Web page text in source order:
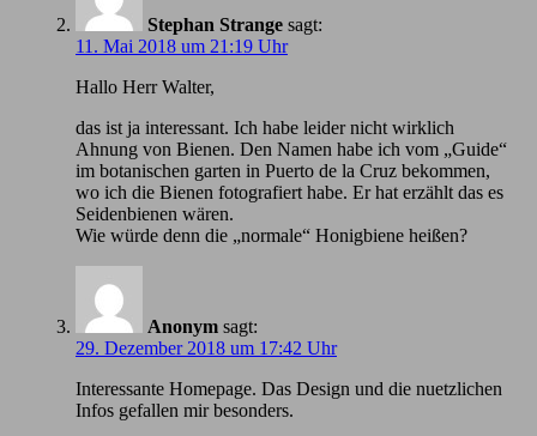
Stephan Strange sagt:
11. Mai 2018 um 21:19 Uhr
Hallo Herr Walter,
das ist ja interessant. Ich habe leider nicht wirklich
Ahnung von Bienen. Den Namen habe ich vom „Guide“
im botanischen garten in Puerto de la Cruz bekommen,
wo ich die Bienen fotografiert habe. Er hat erzählt das es
Seidenbienen wären.
Wie würde denn die „normale“ Honigbiene heißen?
Anonym sagt:
29. Dezember 2018 um 17:42 Uhr
Іnteressante Homepage. Das Design und die nuetzlichen
Infos gefallen mir besonders.